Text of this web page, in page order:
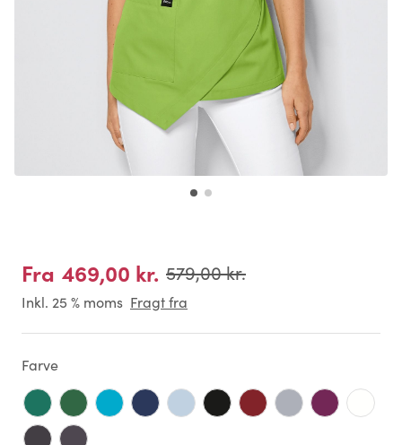
Fra 469,00 kr. 579,00 kr.
Inkl. 25 % moms Fragt fra
Farve